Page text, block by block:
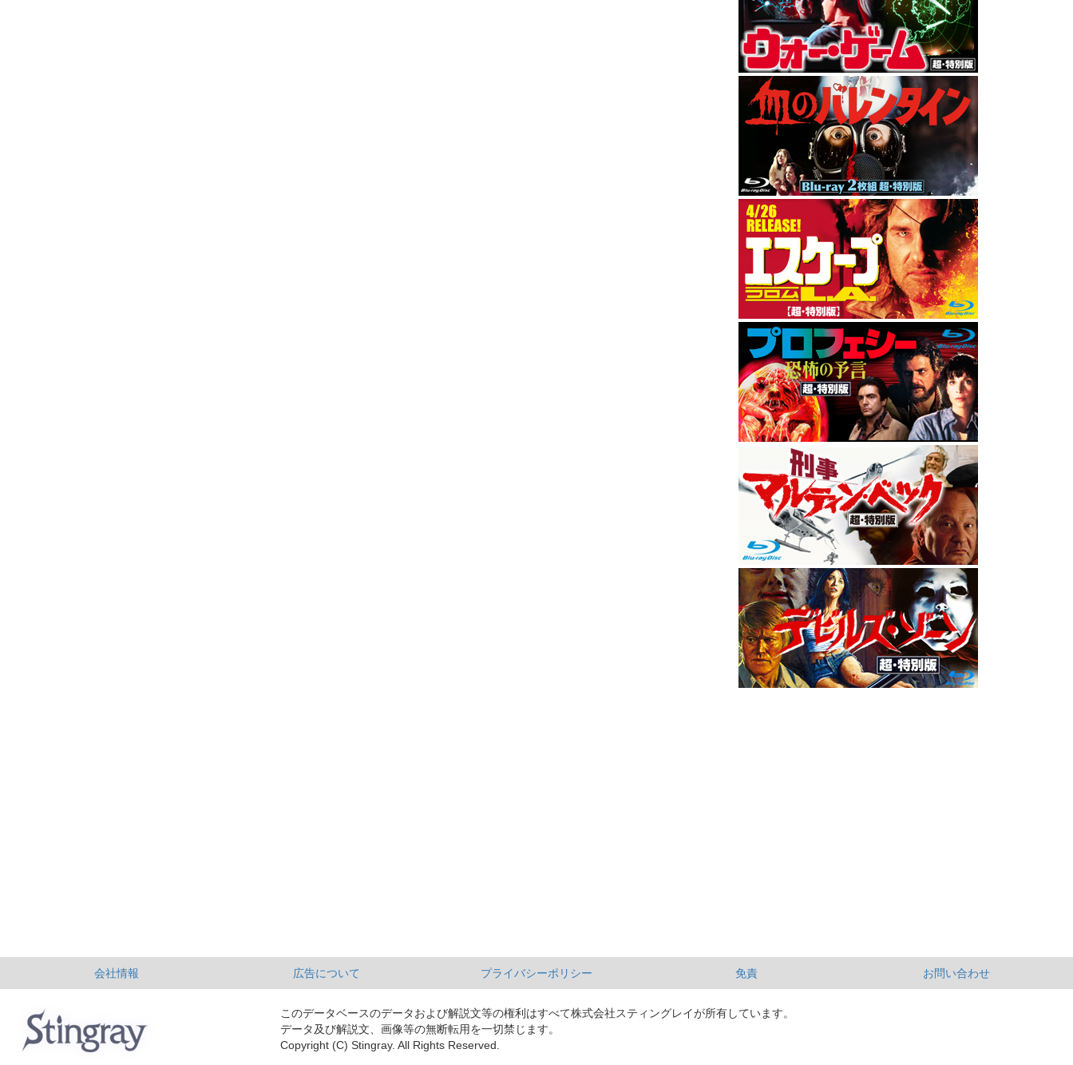
会社情報 広告について プライバシーポリシー 免責 お問い合わせ
このデータベースのデータおよび解説文等の権利はすべて株式会社スティングレイが所有しています。
データ及び解説文、画像等の無断転用を一切禁じます。
Copyright (C) Stingray. All Rights Reserved.